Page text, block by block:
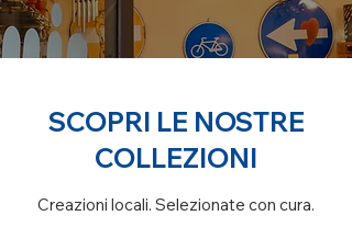
SCOPRI LE NOSTRE
COLLEZIONI
Creazioni locali. Selezionate con cura.